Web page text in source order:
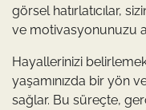
görsel hatırlatıcılar,
ve motivasyonunuzu
Hayallerinizi
yaşamınızda bir yön
sağlar. Bu süreçte,